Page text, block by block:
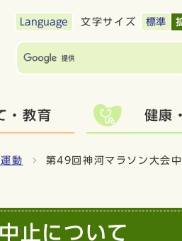
Language 文字サイズ 標準
・教育 健康
動 第49回神河マラソン大会
止について